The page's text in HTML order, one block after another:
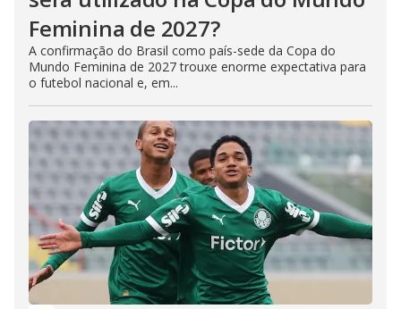
Feminina de 2027?
A confirmação do Brasil como país-sede da Copa do
Mundo Feminina de 2027 trouxe enorme expectativa para
o futebol nacional e, em...